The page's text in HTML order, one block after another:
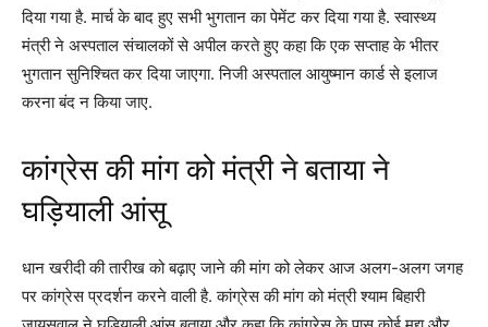
दिया गया है. मार्च के बाद हुए सभी भुगतान का पेमेंट कर दिया गया है. स्वास्थ्य
मंत्री ने अस्पताल संचालकों से अपील करते हुए कहा कि एक सप्ताह के भीतर
भुगतान सुनिश्चित कर दिया जाएगा. निजी अस्पताल आयुष्मान कार्ड से इलाज
करना बंद न किया जाए.
कांग्रेस की मांग को मंत्री ने बताया ने
घड़ियाली आंसू
धान खरीदी की तारीख को बढ़ाए जाने की मांग को लेकर आज अलग-अलग जगह
पर कांग्रेस प्रदर्शन करने वाली है. कांग्रेस की मांग को मंत्री श्याम बिहारी